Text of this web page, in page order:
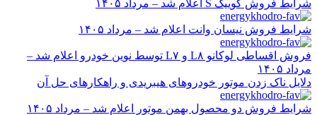
شرایط فروش کوییک S اعلام شد – مرداد ۱۴۰۵
شرایط فروش نیسان وانت اعلام شد – مرداد ۱۴۰۵
فروش اقساطی لوکانو L۸ و L۷ توسط نوین خودرو اعلام شد –
مرداد ۱۴۰۵
دلایل ناک زدن موتور خودروهای هیبریدی و راهکارهای حل آن
شرایط فروش دو محصول بهمن موتور اعلام شد – مرداد ۱۴۰۵